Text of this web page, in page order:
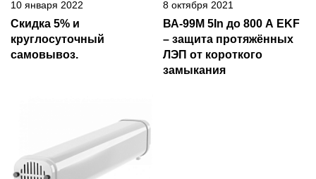
10 января 2022
Скидка 5% и
круглосуточный
самовывоз.
8 октября 2021
ВА-99М 5In до 800 А EKF
– защита протяжённых
ЛЭП от короткого
замыкания